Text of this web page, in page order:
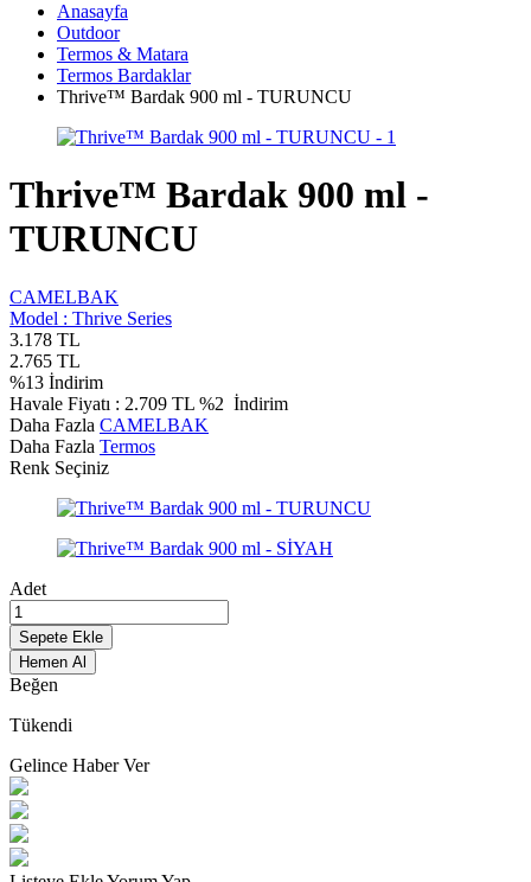
Anasayfa
Outdoor
Termos & Matara
Termos Bardaklar
Thrive™ Bardak 900 ml - TURUNCU
Thrive™ Bardak 900 ml -
TURUNCU
CAMELBAK
Model : Thrive Series
3.178 TL
2.765 TL
%13 İndirim
Havale Fiyatı : 2.709 TL %2 İndirim
Daha Fazla CAMELBAK
Daha Fazla Termos
Renk Seçiniz
Adet
Sepete Ekle
Hemen Al
Beğen
Tükendi
Gelince Haber Ver